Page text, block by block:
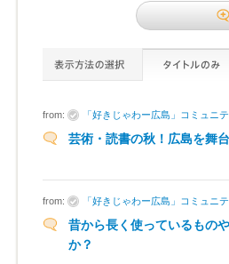
from: 「好きじゃわー広島」コミュニ
芸術・読書の秋！広島を舞
from: 「好きじゃわー広島」コミュニ
昔から長く使っているもの
か？